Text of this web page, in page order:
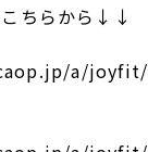
ちらから↓↓
a/joyfit/